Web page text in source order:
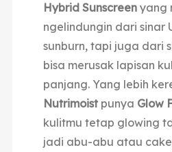
Hybrid Sunscreenyang
ngelindungin dari sinar
sunburn, tapi juga dari
bisa merusak lapisan
panjang. Yang lebih
Nutrimoistpunya Glow
kulitmu tetap glowing
jadi abu-abu atau